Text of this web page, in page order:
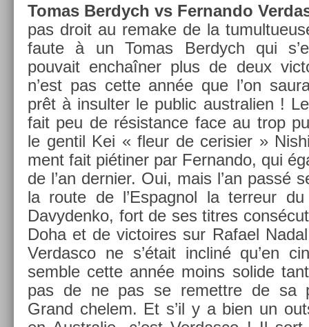
Tomas Be­rdych vs Fer­nando
pas droit au re­make de la
faute à un Tomas Be­rdych qui
pouvait enchaîner plus de deux
n’est pas cette année que l’on
prêt à in­sult­er le pub­lic australi­en !
fait peu de résis­tance face au trop
le gen­til Kei « fleur de cerisi­er »
ment fait piétiner par Fer­nando, qui
de l’an de­rni­er. Oui, mais l’an passé
la route de l’Es­pagnol la ter­reur
Davyden­ko, fort de ses tit­res
Doha et de vic­toires sur Rafael
Ver­dasco ne s’était in­cliné qu’en
semble cette année moins sol­ide
pas de ne pas se re­mettre de sa
Grand chelem. Et s’il y a bien un